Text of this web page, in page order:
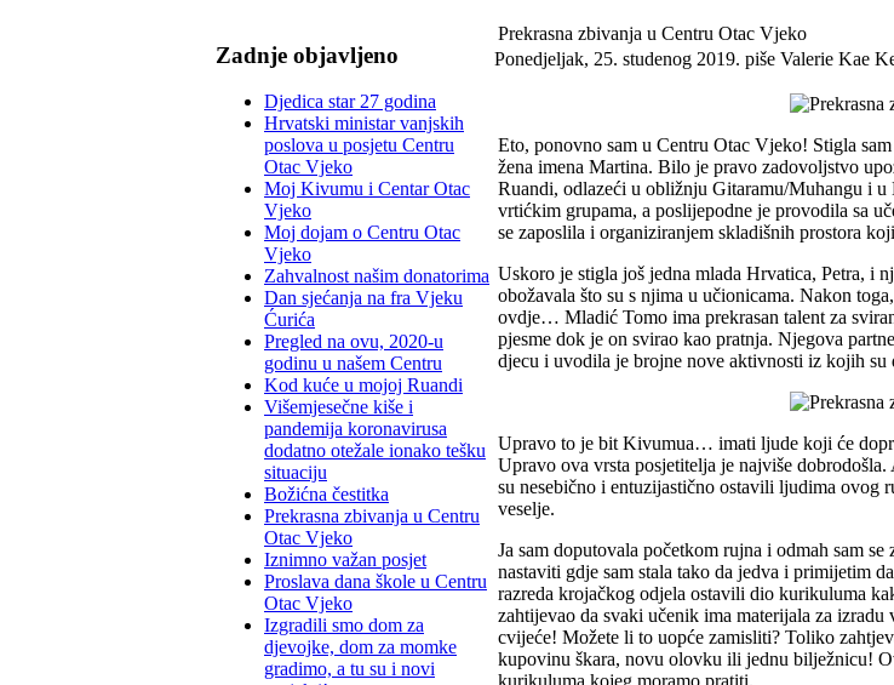
Zadnje objavljeno
Djedica star 27 godina
Hrvatski ministar vanjskih
poslova u posjetu Centru
Otac Vjeko
Moj Kivumu i Centar Otac
Vjeko
Moj dojam o Centru Otac
Vjeko
Zahvalnost našim donatorima
Dan sjećanja na fra Vjeku
Ćurića
Pregled na ovu, 2020-u
godinu u našem Centru
Kod kuće u mojoj Ruandi
Višemjesečne kiše i
pandemija koronavirusa
dodatno otežale ionako tešku
situaciju
Božićna čestitka
Prekrasna zbivanja u Centru
Otac Vjeko
Iznimno važan posjet
Proslava dana škole u Centru
Otac Vjeko
Izgradili smo dom za
djevojke, dom za momke
gradimo, a tu su i novi
Prekrasna zbivanja u Centru Otac Vjeko
Ponedjeljak, 25. studenog 2019. piše Valerie Kae
Eto, ponovno sam u Centru Otac Vjeko! Stigla
žena imena Martina. Bilo je pravo zadovoljstvo
Ruandi, odlazeći u obližnju Gitaramu/Muhangu i
vrtićkim grupama, a poslijepodne je provodila sa
se zaposlila i organiziranjem skladišnih prostora
Uskoro je stigla još jedna mlada Hrvatica, Petra, i
obožavala što su s njima u učionicama. Nakon
ovdje… Mladić Tomo ima prekrasan talent za
pjesme dok je on svirao kao pratnja. Njegova
djecu i uvodila je brojne nove aktivnosti iz kojih su
Upravo to je bit Kivumua… imati ljude koji će
Upravo ova vrsta posjetitelja je najviše
su nesebično i entuzijastično ostavili ljudima
veselje.
Ja sam doputovala početkom rujna i odmah sam
nastaviti gdje sam stala tako da jedva i primijetim
razreda krojačkog odjela ostavili dio kurikuluma
zahtijevao da svaki učenik ima materijala za
cvijeće! Možete li to uopće zamisliti? Toliko
kupovinu škara, novu olovku ili jednu bilježnicu!
kurikuluma kojeg moramo pratiti.